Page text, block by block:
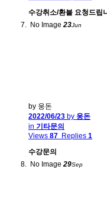
수강취소/환불 요청드립
No Image 23Jun
by 웅돈
2022/06/23 by 웅돈
in 기타문의
Views 87 Replies 1
수강문의
No Image 29Sep